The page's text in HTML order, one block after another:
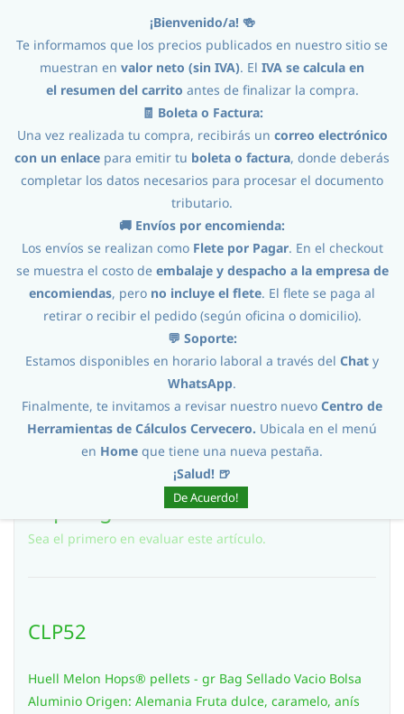
// Lupulos // Lupulogr Huell Melon
Lupulogr Huell Melon
Sea el primero en evaluar este artículo.
CLP52
Huell Melon Hops® pellets - gr Bag Sellado Vacio Bolsa
Aluminio Origen: Alemania Fruta dulce, caramelo, anís
¡Bienvenido/a! 🍻
Te informamos que los precios publicados en nuestro sitio se
muestran en valor neto (sin IVA). El IVA se calcula en
el resumen del carrito antes de finalizar la compra.
🧾 Boleta o Factura:
Una vez realizada tu compra, recibirás un correo electrónico
con un enlace para emitir tu boleta o factura, donde deberás
completar los datos necesarios para procesar el documento
tributario.
🚚 Envíos por encomienda:
Los envíos se realizan como Flete por Pagar. En el checkout
se muestra el costo de embalaje y despacho a la empresa de
encomiendas, pero no incluye el flete. El flete se paga al
retirar o recibir el pedido (según oficina o domicilio).
💬 Soporte:
Estamos disponibles en horario laboral a través del Chat y
WhatsApp.
Finalmente, te invitamos a revisar nuestro nuevo Centro de
Herramientas de Cálculos Cervecero. Ubicala en el menú
en Home que tiene una nueva pestaña.
¡Salud! 🍺
De Acuerdo!